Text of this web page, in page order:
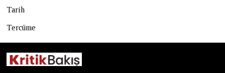
Tarih
Tercüme